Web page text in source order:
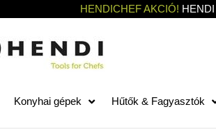
HENDICHEF AKCIÓ! HENDI
Konyhai gépek Hűtők & Fagyasztók